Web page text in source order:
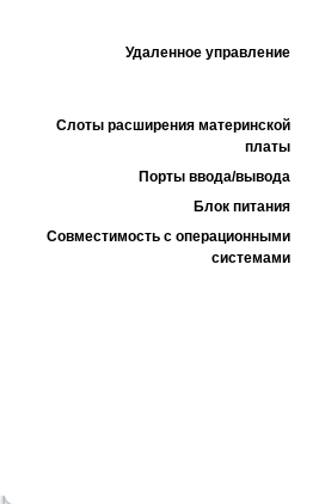
Удаленное управление
Слоты расширения материнской
платы
Порты ввода/вывода
Блок питания
Совместимость с операционными
системами